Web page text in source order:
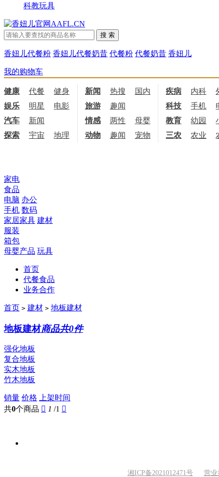
科教玩具
香妞儿代餐粉 香妞儿代餐奶昔 代餐粉 代餐奶昔 香妞儿
我的购物车
健康 代餐 健身 饮食
新闻 热搜 国内 国际
疾病 内科
娱乐
明星 电影 电视
旅游 趣闻 科技 手机
汽车
新闻 情感 两性 母婴 职场
教育 幼园
探索
宇宙 地理 天文
动物 趣闻 宠物 三农 农业
家电
食品
电脑 办公
手机 数码
家居家具 建材
服装
箱包
母婴产品 玩具
首页
代餐食品
业务合作
首页 > 建材 > 地板建材
地板建材商品共0件
强化地板
复合地板
实木地板
竹木地板
销量 价格 上架时间
共0个商品  1 /1 
湘ICP备2021012471号 营业